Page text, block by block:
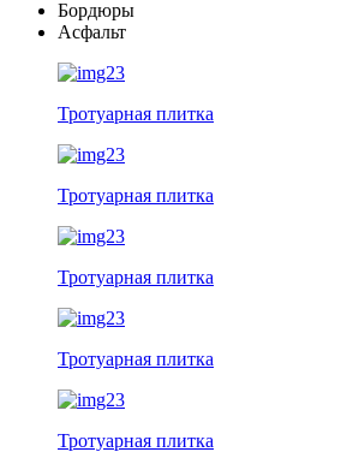
Бордюры
Асфальт
Тротуарная плитка
Тротуарная плитка
Тротуарная плитка
Тротуарная плитка
Тротуарная плитка